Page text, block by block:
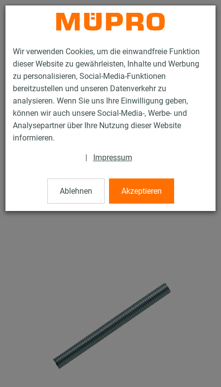
Wir verwenden Cookies, um die einwandfreie Funktion
dieser Website zu gewährleisten, Inhalte und Werbung
zu personalisieren, Social-Media-Funktionen
bereitzustellen und unseren Datenverkehr zu
analysieren. Wenn Sie uns Ihre Einwilligung geben,
können wir auch unsere Social-Media-, Werbe- und
Analysepartner über Ihre Nutzung dieser Website
informieren.
| Impressum
Ablehnen Akzeptieren
Kontakt
Produkte Befestigungstechnik
Edelstahlprodukte
Edelstahl-Montageteile
Gewindestifte
Gewindestifte
V2A Gewindestift, M12 x 25 mm